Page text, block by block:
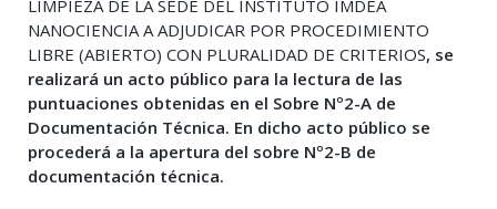
LIMPIEZA DE LA SEDE DEL INSTITUTO IMDEA
NANOCIENCIA A ADJUDICAR POR PROCEDIMIENTO
LIBRE (ABIERTO) CON PLURALIDAD DE CRITERIOS, se
realizará un acto público para la lectura de las
puntuaciones obtenidas en el Sobre Nº2-A de
Documentación Técnica. En dicho acto público se
procederá a la apertura del sobre Nº2-B de
documentación técnica.